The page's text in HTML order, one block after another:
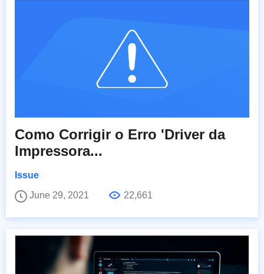
Como Corrigir o Erro 'Driver da
Impressora...
Issue
June 29, 2021
22,661